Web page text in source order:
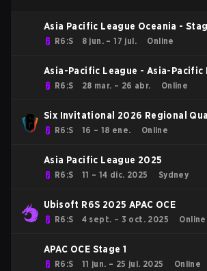
Asia Pacific League Oceania -
R6:S 8 jun. – 17 jul. Online
Asia-Pacific League - Asia-Pacific
Kickoff: Oceania
R6:S 28 mar. – 26 abr. Online
Six Invitational 2026 Regional
R6:S 16 – 18 ene. Online
Asia Pacific League 2025
R6:S 11 – 14 dic. 2025 Sydney
Ubisoft R6S 2025 APAC OCE
R6:S 4 sept. – 3 oct. 2025 Online
APAC OCE Stage 1
R6:S 11 jun. – 25 jul. 2025 Online